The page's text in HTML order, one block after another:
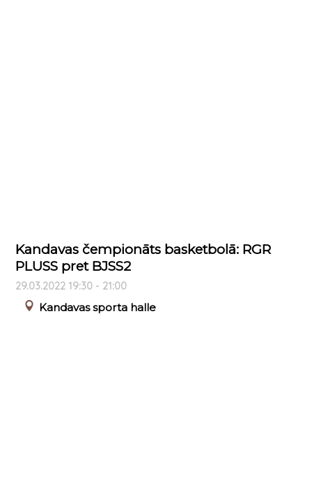
Kandavas čempionāts basketbolā: RGR
PLUSS pret BJSS2
29.03.2022 19:30 - 21:00
Kandavas sporta halle